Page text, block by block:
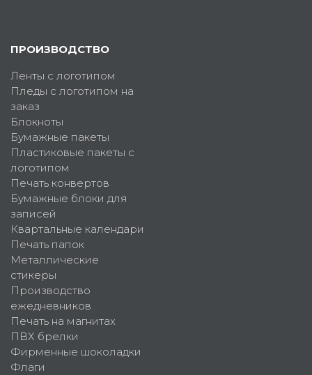
ПРОИЗВОДСТВО
Ленты с логотипом
Пледы с логотипом на
заказ
Блокноты
Бумажные пакеты
Пластиковые пакеты с
логотипом
Печать конвертов
Бумажные блоки для
записей
Квартальные календари
Печать папок
Металлические
стикеры
Производство
ежедневников
Печать на магнитах
ПВХ брелки
Фирменные шоколадки
Флаги